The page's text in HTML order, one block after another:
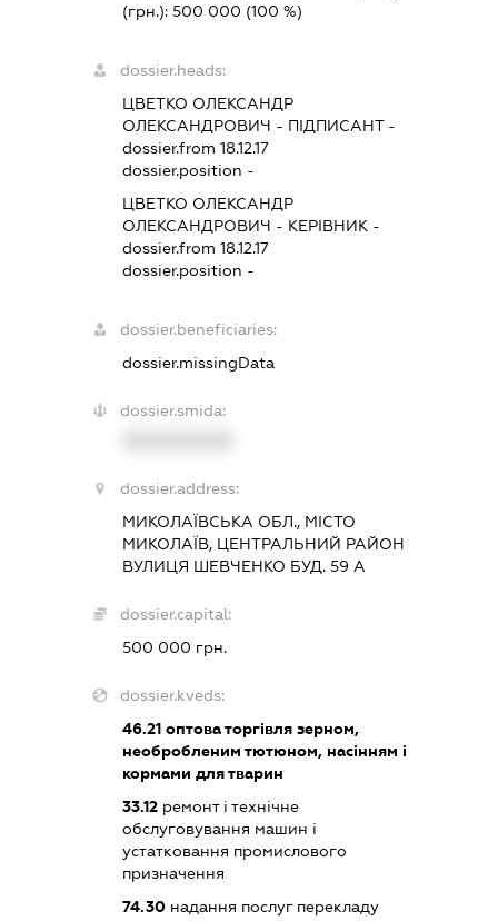
(грн.): 500 000 (100 %)
dossier.heads:
ЦВЕТКО ОЛЕКСАНДР
ОЛЕКСАНДРОВИЧ - ПІДПИСАНТ-
dossier.from 18.12.17
dossier.position -
ЦВЕТКО ОЛЕКСАНДР
ОЛЕКСАНДРОВИЧ - КЕРІВНИК -
dossier.from 18.12.17
dossier.position -
dossier.beneficiaries:
dossier.missingData
dossier.smida:
dossier.address:
МИКОЛАЇВСЬКА ОБЛ., МІСТО
МИКОЛАЇВ, ЦЕНТРАЛЬНИЙ РАЙОН
ВУЛИЦЯ ШЕВЧЕНКО БУД. 59 А
dossier.capital:
500 000 грн.
dossier.kveds:
46.21оптова торгівля зерном,
необробленим тютюном, насінням і
кормами для тварин
33.12ремонт і технічне
обслуговування машин і
устатковання промислового
призначення
74.30надання послуг перекладу